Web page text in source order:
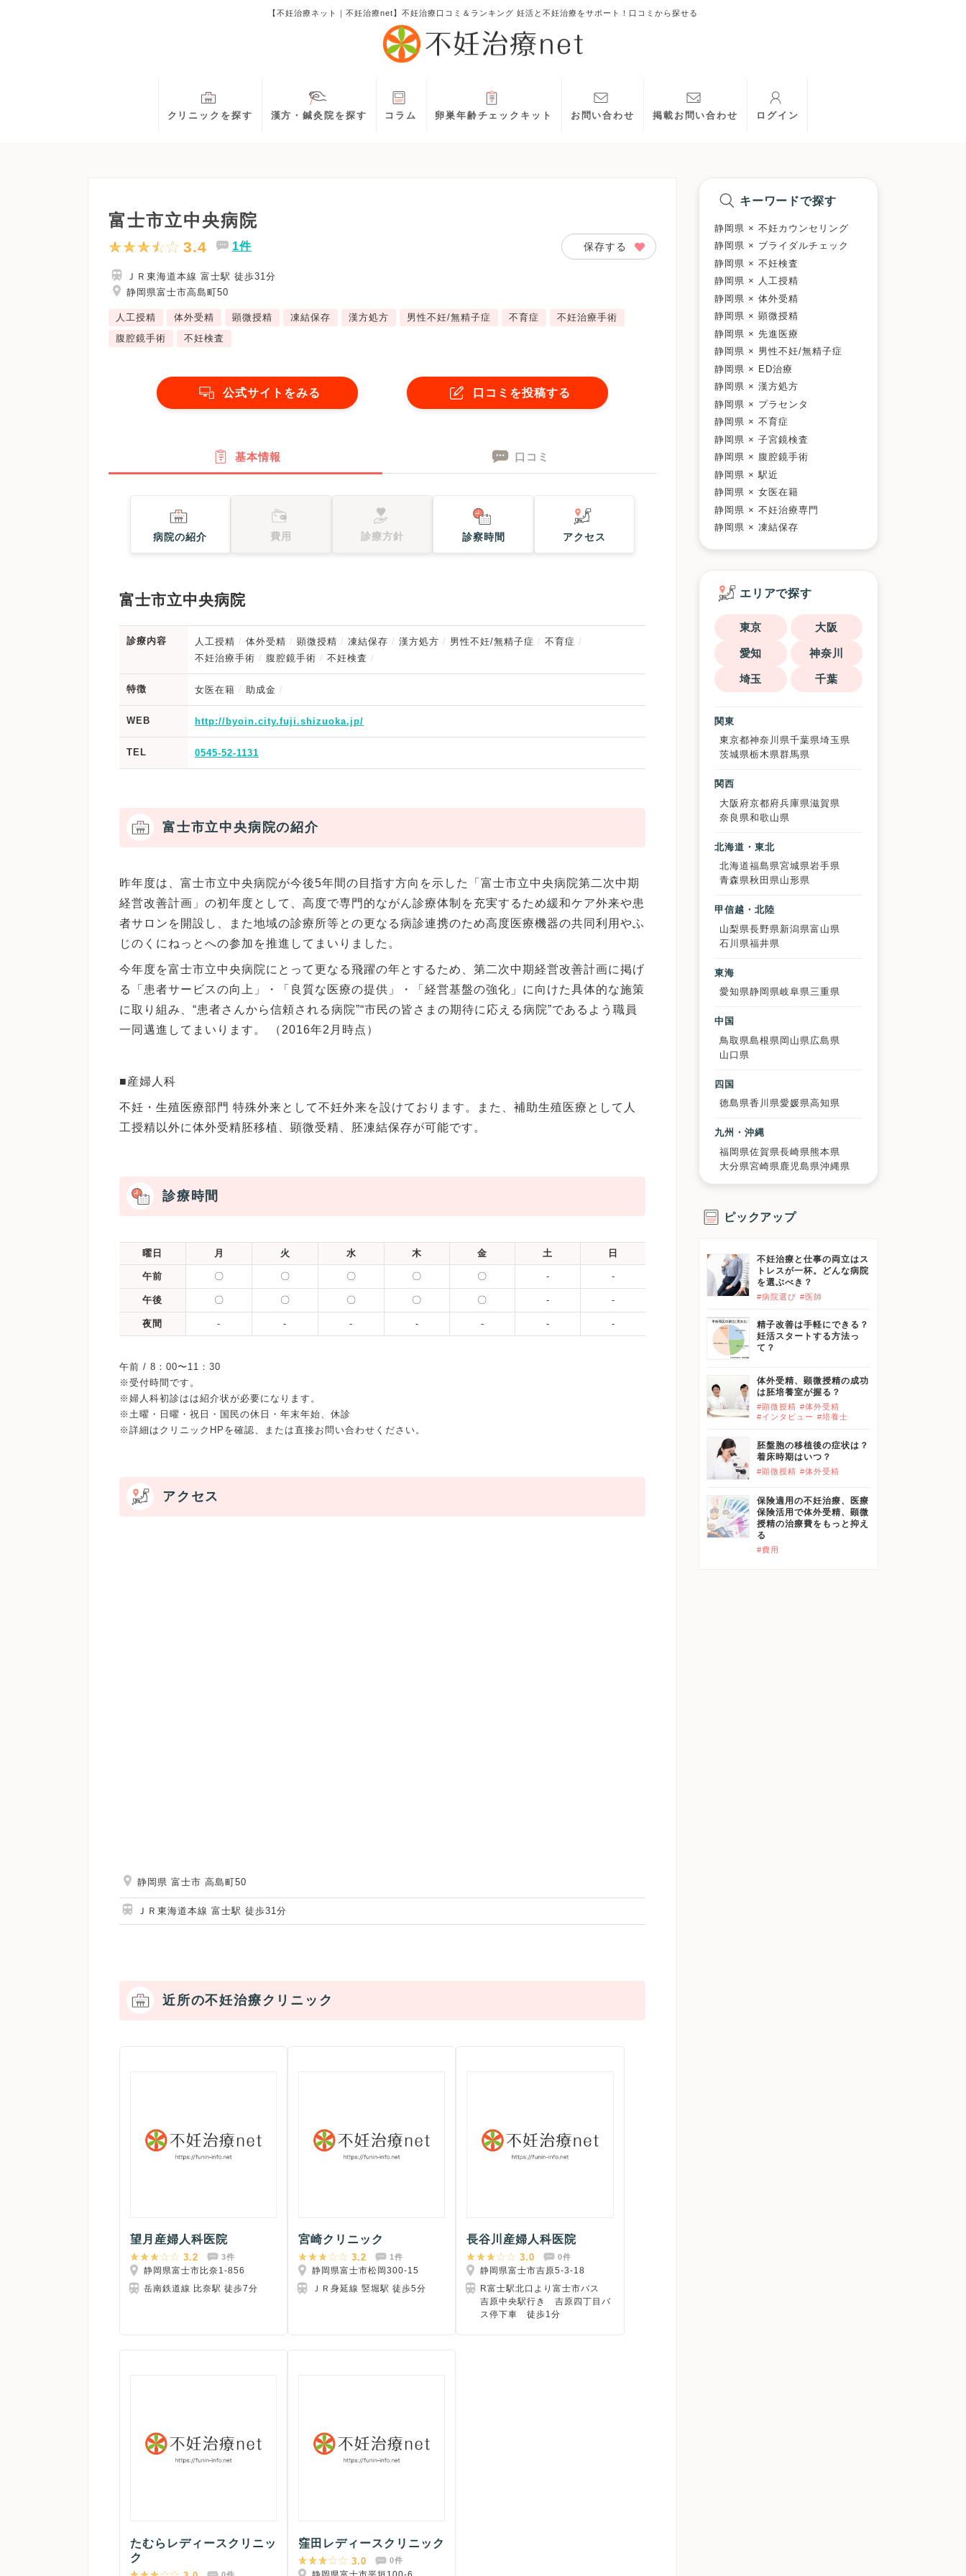
【不妊治療ネット｜不妊治療net】不妊治療口コミ＆ランキング 妊活と不妊治療をサポート！口コミから探せる
クリニックを探す 漢方・鍼灸院を探す コラム 卵巣年齢チェックキット お問い合わせ 掲載お問い合わせ ログイン
富士市立中央病院
3.4 1件 保存する
ＪＲ東海道本線 富士駅 徒歩31分
静岡県富士市高島町50
人工授精 体外受精 顕微授精 凍結保存 漢方処方 男性不妊/無精子症 不育症
不妊治療手術
腹腔鏡手術
不妊検査
公式サイトをみる 口コミを投稿する
基本情報 口コミ
病院の紹介 費用 診療方針 診察時間 アクセス
富士市立中央病院
診療内容 人工授精 体外受精 顕微授精 凍結保存 漢方処方 男性不妊/無精子症
不育症
不妊治療手術
腹腔鏡手術 不妊検査
特徴 女医在籍 助成金
WEB http://byoin.city.fuji.shizuoka.jp/
TEL 0545-52-1131
富士市立中央病院の紹介
昨年度は、富士市立中央病院が今後5年間の目指す方向を示した「富士市立中央病院第二次中期
経営改善計画」の初年度として、高度で専門的ながん診療体制を充実するため緩和ケア外来や患
者サロンを開設し、また地域の診療所等との更なる病診連携のため高度医療機器の共同利用やふ
じのくにねっとへの参加を推進してまいりました。
今年度を富士市立中央病院にとって更なる飛躍の年とするため、第二次中期経営改善計画に掲げ
る「患者サービスの向上」・「良質な医療の提供」・「経営基盤の強化」に向けた具体的な施策
に取り組み、“患者さんから信頼される病院”“市民の皆さまの期待に応える病院”であるよう職員
一同邁進してまいります。 （2016年2月時点）
■産婦人科
不妊・生殖医療部門 特殊外来として不妊外来を設けております。また、補助生殖医療として人
工授精以外に体外受精胚移植、顕微受精、胚凍結保存が可能です。
診療時間
曜日 月 火 水 木 金 土 日
午前 〇 〇 〇 〇 〇 - -
午後 〇 〇 〇 〇 〇 - -
夜間 - - - - - - -
午前 / 8：00〜11：30
※受付時間です。
※婦人科初診はは紹介状が必要になります。
※土曜・日曜・祝日・国民の休日・年末年始、休診
アクセス
静岡県 富士市 高島町50
ＪＲ東海道本線 富士駅 徒歩31分
近所の不妊治療クリニック
望月産婦人科医院
3.2 3件
静岡県富士市比奈1-856
岳南鉄道線 比奈駅 徒歩7分
宮崎クリニック
3.2 1件
静岡県富士市松岡300-15
ＪＲ身延線 竪堀駅 徒歩5分
長谷川産婦人科医院
3.0 0件
静岡県富士市吉原5-3-18
R富士駅北口より富士市バス
吉原中央駅行き 吉原四丁目バ
ス停下車 徒歩1分
たむらレディースクリニッ
ク
窪田レディースクリニック
3.0 0件
キーワードで探す
静岡県 × 不妊カウンセリング
静岡県 × ブライダルチェック
静岡県 × 不妊検査
静岡県 × 人工授精
静岡県 × 体外受精
静岡県 × 顕微授精
静岡県 × 先進医療
静岡県 × 男性不妊/無精子症
静岡県 × ED治療
静岡県 × 漢方処方
静岡県 × プラセンタ
静岡県 × 不育症
静岡県 × 子宮鏡検査
静岡県 × 腹腔鏡手術
静岡県 × 駅近
静岡県 × 女医在籍
静岡県 × 不妊治療専門
静岡県 × 凍結保存
エリアで探す
東京 大阪
愛知 神奈川
埼玉 千葉
関東
東京都神奈川県千葉県埼玉県
茨城県栃木県群馬県
関西
大阪府京都府兵庫県滋賀県
奈良県和歌山県
北海道・東北
北海道福島県宮城県岩手県
青森県秋田県山形県
甲信越・北陸
山梨県長野県 新潟県富山県
石川県福井県
東海
愛知県静岡県岐阜県三重県
中国
鳥取県島根県 岡山県 広島県
山口県
四国
徳島県香川県愛媛県高知県
九州・沖縄
福岡県佐賀県長崎県 熊本県
大分県宮崎県 鹿児島県沖縄県
ピックアップ
不妊治療と仕事の両立はス
トレスが一杯。どんな病院
を選ぶべき？
#病院選び #医師
精子改善は手軽にできる？
妊活スタートする方法っ
て？
体外受精、顕微授精の成功
は胚培養室が握る？
#顕微授精 #体外受精
#インタビュー #培養士
胚盤胞の移植後の症状は？
着床時期はいつ？
#顕微授精 #体外受精
保険適用の不妊治療、医療
保険活用で体外受精、顕微
授精の治療費をもっと抑え
る
#費用